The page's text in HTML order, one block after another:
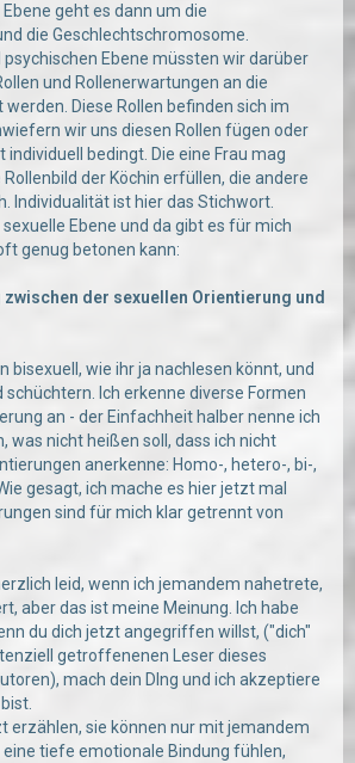
geht es dann um die
die Geschlechtschromosome.
Ebene müssten wir darüber
und Rollenerwartungen an die
Diese Rollen befinden sich im
wir uns diesen Rollen fügen oder
bedingt. Die eine Frau mag
der Köchin erfüllen, die andere
Individualität ist hier das Stichwort.
Ebene und da gibt es für mich
genug betonen kann:
der sexuellen Orientierung und
bisexuell, wie ihr ja nachlesen könnt, und
Ich erkenne diverse Formen
an - der Einfachheit halber nenne ich
was nicht heißen soll, dass ich nicht
anerkenne: Homo-, hetero-, bi-,
gesagt, ich mache es hier jetzt mal
sind für mich klar getrennt von
leid, wenn ich jemandem nahetrete,
aber das ist meine Meinung. Ich habe
du dich jetzt angegriffen willst, ("dich"
getroffenenen Leser dieses
mach dein DIng und ich akzeptiere
erzählen, sie können nur mit jemandem
tiefe emotionale Bindung fühlen,